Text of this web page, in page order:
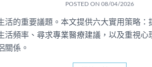
POSTED ON 08/04/2026
活的重要議題。本文提供六大實用策略
活頻率、尋求專業醫療建議，以及重視
關係。